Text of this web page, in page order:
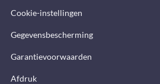
Cookie-instellingen
Gegevensbescherming
Garantievoorwaarden
Afdruk